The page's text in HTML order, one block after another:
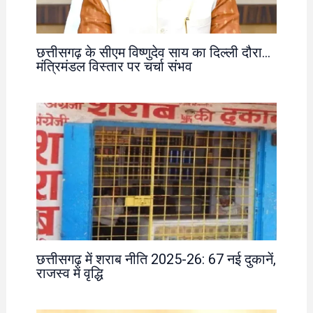
छत्तीसगढ़ के सीएम विष्णुदेव साय का दिल्ली दौरा…
मंत्रिमंडल विस्तार पर चर्चा संभव
छत्तीसगढ़ में शराब नीति 2025-26: 67 नई दुकानें,
राजस्व में वृद्धि